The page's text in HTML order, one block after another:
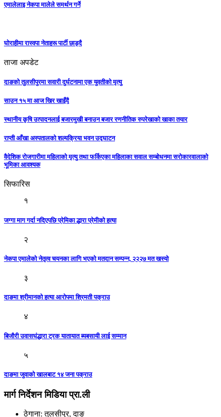
एमालेलाइ नेकपा मालेले समर्थन गर्ने
घोराहीमा रास्वपा नेताहरू पार्टी छाड्दै
ताजा अपडेट
दाङको तुलसीपुरमा सवारी दुर्घटनामा एक युवतीको मृत्यु
साउन १५ मा आज खिर खाइँदै
स्थानीय कृषि उत्पादनलाई बजारमुखी बनाउन बजार रणनीतिक रुपरेखाको खाका तयार
राप्ती आँखा अस्पतालको शल्यक्रिया भवन उद्घाटन
वैदेशिक रोजगारीमा महिलाको मृत्यु तथा फर्किएका महिलाका सवाल सम्बोधनमा सरोकारवालाको
भूमिका आवश्यक
सिफारिस
१
जग्गा माग गर्दा नदिएपछि प्रेमिका द्धारा प्रेमीको हत्या
२
नेकपा एमालेको नेतृत्व चयनका लागि भएको मतदान सम्पन्न, २२२७ मत खस्यो
३
दाङमा श्रीमानको हत्या आरोपमा श्रिमती पक्राउ
४
बिजौरी उवासघंद्धारा ट्रक यातायात ब्यबसायी लाई सम्मान
५
दाङमा जुवाको खालबाट १४ जना पक्राउ
मार्ग निर्देशन मिडिया प्रा.ली
ठेगाना: तुलसीपुर, दाङ